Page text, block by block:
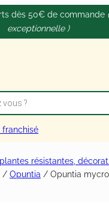
cookies
dès 50€ de commande
exceptionnelle )
franchisé
résistantes,
/ Opuntia / Opuntia